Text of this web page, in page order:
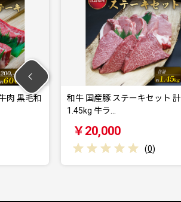
ト 計
ヒレ ステーキ 大和牛 約800g
160g×5枚…
￥50,000
(0